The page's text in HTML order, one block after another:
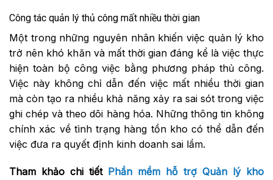
Công tác quản lý thủ công mất nhiều thời gian
Một trong những nguyên nhân khiến việc quản lý kho
trở nên khó khăn và mất thời gian đáng kể là việc thực
hiện toàn bộ công việc bằng phương pháp thủ công.
Việc này không chỉ dẫn đến việc mất nhiều thời gian
mà còn tạo ra nhiều khả năng xảy ra sai sót trong việc
ghi chép và theo dõi hàng hóa. Những thông tin không
chính xác về tình trạng hàng tồn kho có thể dẫn đến
việc đưa ra quyết định kinh doanh sai lầm.
Tham khảo chi tiết Phần mềm hỗ trợ Quản lý kho